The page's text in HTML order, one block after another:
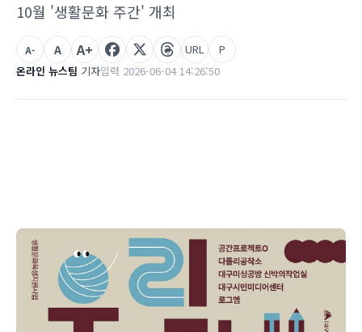
10월 '생활문화 주간' 개최
온라인 뉴스팀 기자입력 2026-06-04 14:26:50
A- A A+ URL P